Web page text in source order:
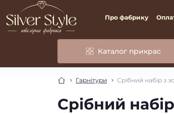
Про фабрику
Каталог прикрас
Гарнітури Срібний набір з
Срібний